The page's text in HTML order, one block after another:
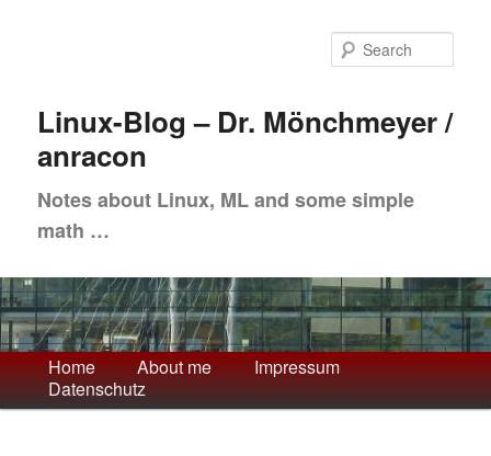
content
contentLinux-Blog – Dr. Mönchmeyer /
anracon
Notes about Linux, ML and some simple
math …
Main
menu
Home About me
Impressum
Datenschutz